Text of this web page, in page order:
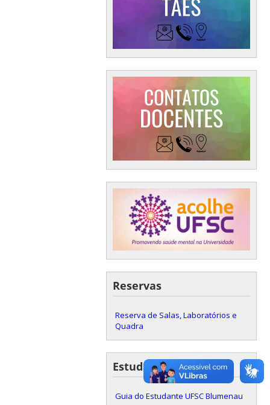
Reservas
Reserva de Salas, Laboratórios e
Quadra
Estudantes
Guia do Estudante UFSC Blumenau